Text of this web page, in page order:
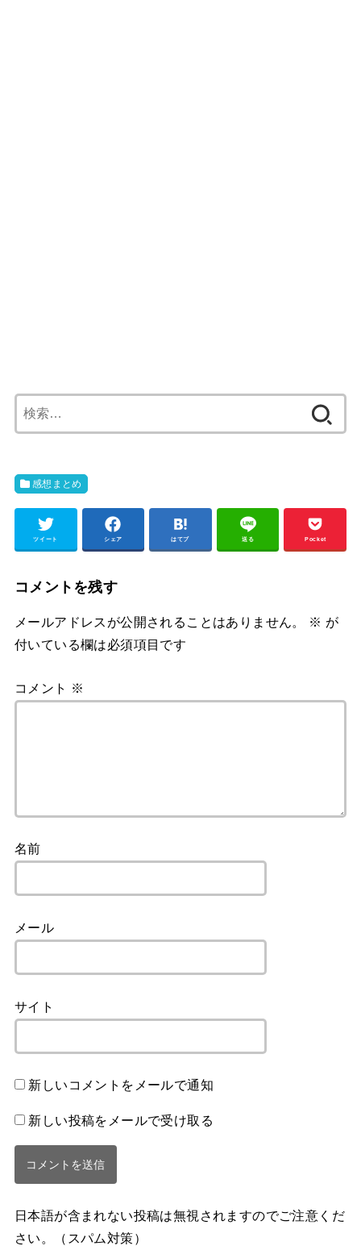
索:
感想まとめ
ツイート シェア はてブ 送る Pocket
コメントを残す
メールアドレスが公開されることはありません。 ※ が
付いている欄は必須項目です
コメント ※
名前
メール
サイト
新しいコメントをメールで通知
新しい投稿をメールで受け取る
日本語が含まれない投稿は無視されますのでご注意くだ
さい。（スパム対策）